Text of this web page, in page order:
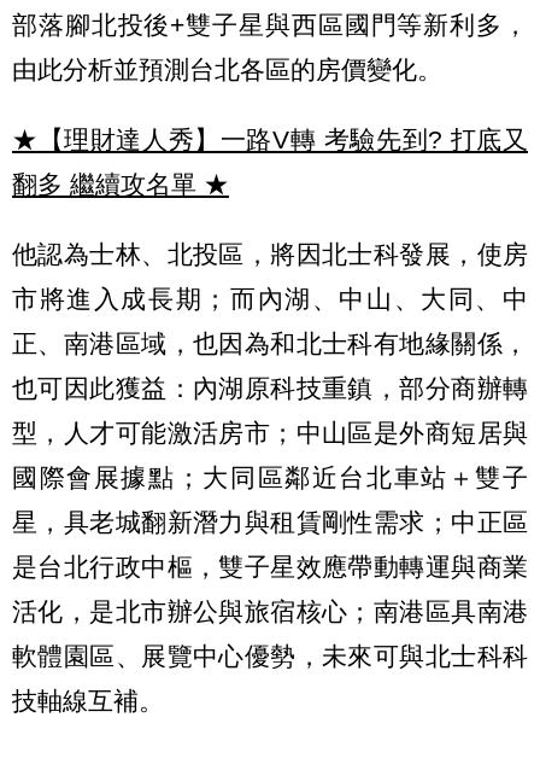
部落腳北投後+雙子星與西區國門等新利多，
由此分析並預測台北各區的房價變化。
★【理財達人秀】一路V轉 考驗先到? 打底又
翻多 繼續攻名單 ★
他認為士林、北投區，將因北士科發展，使房
市將進入成長期；而內湖、中山、大同、中
正、南港區域，也因為和北士科有地緣關係，
也可因此獲益：內湖原科技重鎮，部分商辦轉
型，人才可能激活房市；中山區是外商短居與
國際會展據點；大同區鄰近台北車站＋雙子
星，具老城翻新潛力與租賃剛性需求；中正區
是台北行政中樞，雙子星效應帶動轉運與商業
活化，是北市辦公與旅宿核心；南港區具南港
軟體園區、展覽中心優勢，未來可與北士科科
技軸線互補。